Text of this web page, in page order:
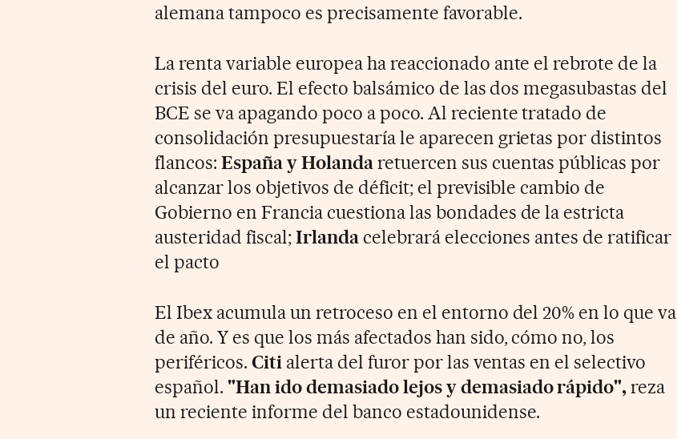
alemana tampoco es precisamente favorable.
La renta variable europea ha reaccionado ante el rebrote de la
crisis del euro. El efecto balsámico de las dos megasubastas del
BCE se va apagando poco a poco. Al reciente tratado de
consolidación presupuestaría le aparecen grietas por distintos
flancos:España y Holandaretuercen sus cuentas públicas por
alcanzar los objetivos de déficit; el previsible cambio de
Gobierno en Francia cuestiona las bondades de la estricta
austeridad fiscal; Irlanda celebrará elecciones antes de ratificar
el pacto
El Ibex acumula un retroceso en el entorno del 20% en lo que va
de año. Y es que los más afectados han sido, cómo no, los
periféricos. Citi alerta del furor por las ventas en el selectivo
español."Han ido demasiado lejos y demasiado rápido",reza
un reciente informe del banco estadounidense.